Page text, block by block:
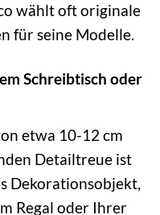
wählt oft originale
für seine Modelle.
Schreibtisch oder
etwa 10-12 cm
Detailtreue ist
Dekorationsobjekt,
Regal oder Ihrer